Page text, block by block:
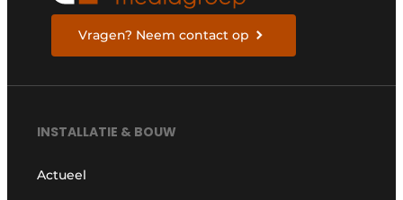
Vragen? Neem contact op
INSTALLATIE & BOUW
Actueel